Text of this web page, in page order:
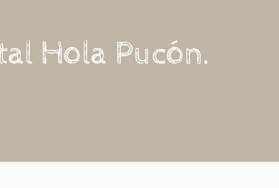
Hola Pucón.